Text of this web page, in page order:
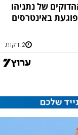
של נתניהו
באינטרסים
2 דקות